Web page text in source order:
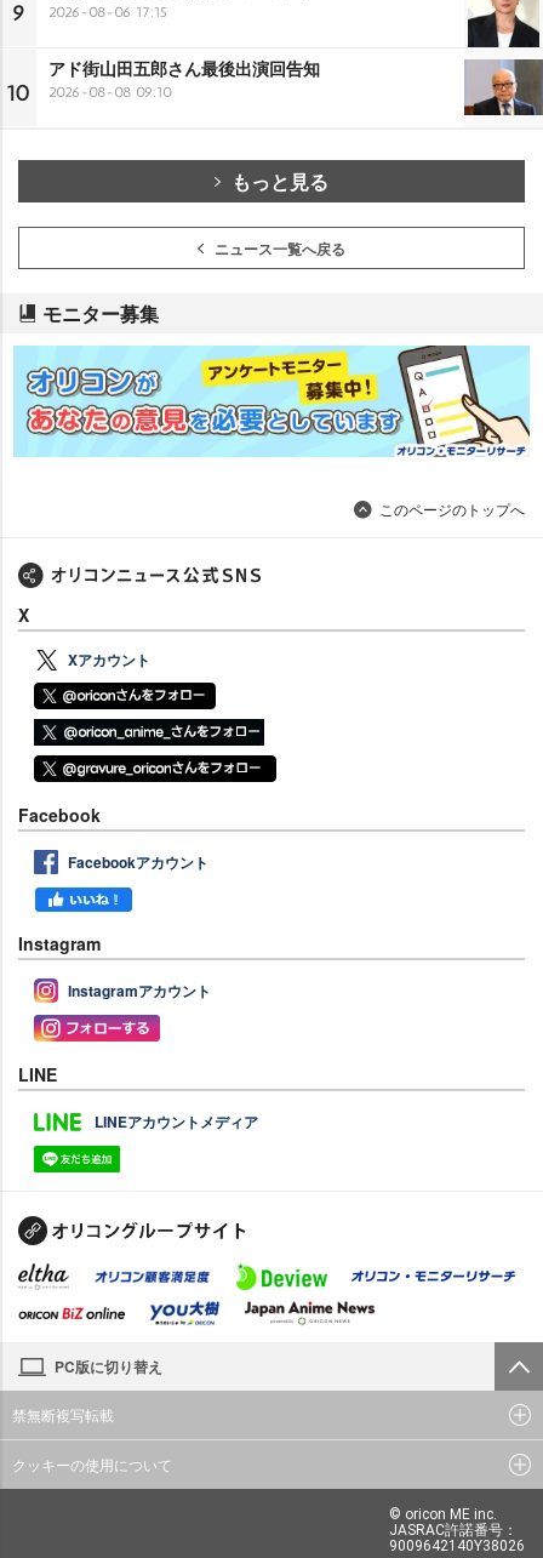
9 2026-08-06 17:15
10
アド街山田五郎さん最後出演回告知
2026-08-08 09:10
もっと見る
ニュース一覧へ戻る
モニター募集
このページのトップへ
X
Xアカウント
Facebook
Facebookアカウント
Instagram
Instagramアカウント
LINE
LINEアカウントメディア
PC版に切り替え
禁無断複写転載
クッキーの使用について
© oricon ME inc.
JASRAC許諾番号：
9009642140Y38026